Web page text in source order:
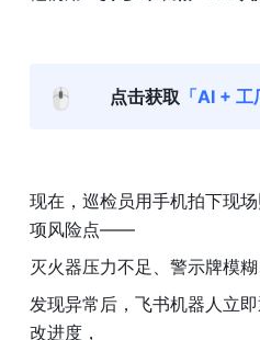
🖱️ 点击获取 「AI +
现在，巡检员用手机拍下现
项风险点——
灭火器压力不足、警示牌模
发现异常后，飞书机器人立
改进度，